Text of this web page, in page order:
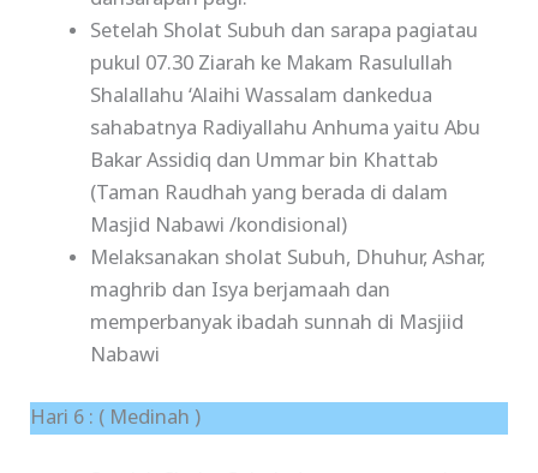
Setelah Sholat Subuh dan sarapa pagiatau
pukul 07.30 Ziarah ke Makam Rasulullah
Shalallahu ‘Alaihi Wassalam dankedua
sahabatnya Radiyallahu Anhuma yaitu Abu
Bakar Assidiq dan Ummar bin Khattab
(Taman Raudhah yang berada di dalam
Masjid Nabawi /kondisional)
Melaksanakan sholat Subuh, Dhuhur, Ashar,
maghrib dan Isya berjamaah dan
memperbanyak ibadah sunnah di Masjiid
Nabawi
Hari 6 : ( Medinah )